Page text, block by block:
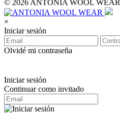
© 2026 ANTONIA WOOL WEAR
×
Iniciar sesión
Olvidé mi contraseña
Iniciar sesión
Continuar como invitado